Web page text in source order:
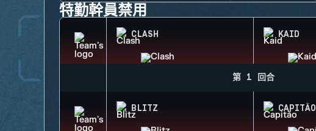
特勤幹員禁用
CLASH KAID
第 1 回合
BLITZ CAPITÃO